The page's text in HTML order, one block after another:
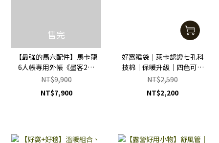
售完
【最強的馬六配件】馬卡龍
6人帳專用外帳《墨客2》
｜全黑膠外帳｜輕鬆擁有簡
易一房一廳
NT$9,900
NT$7,900
好窩睡袋｜萊卡認證七孔科
技棉｜保暖升級｜四色可選
｜高級表裡布｜可機洗
NT$2,590
NT$2,200